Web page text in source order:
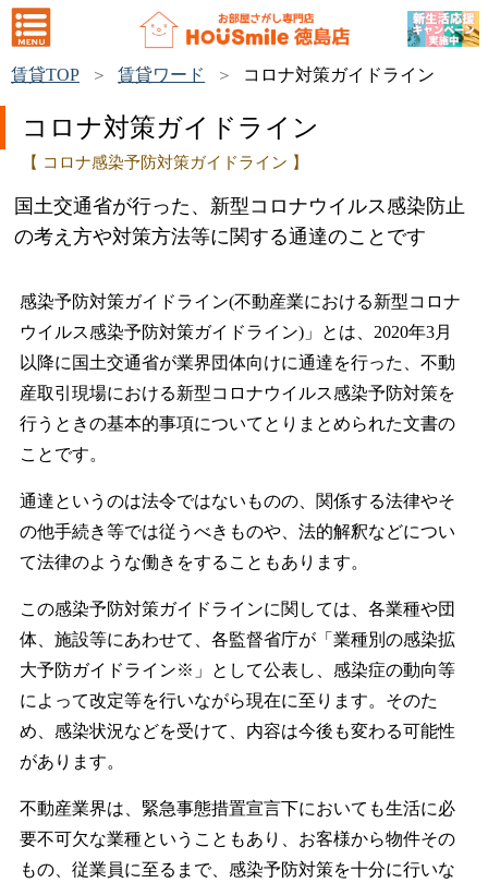
賃貸TOP 賃貸ワード コロナ対策ガイドライン
コロナ対策ガイドライン
【 コロナ感染予防対策ガイドライン 】
国土交通省が行った、新型コロナウイルス感染防止
の考え方や対策方法等に関する通達のことです
感染予防対策ガイドライン(不動産業における新型コロナ
ウイルス感染予防対策ガイドライン)」とは、2020年3月
以降に国土交通省が業界団体向けに通達を行った、不動
産取引現場における新型コロナウイルス感染予防対策を
行うときの基本的事項についてとりまとめられた文書の
ことです。
通達というのは法令ではないものの、関係する法律やそ
の他手続き等では従うべきものや、法的解釈などについ
て法律のような働きをすることもあります。
この感染予防対策ガイドラインに関しては、各業種や団
体、施設等にあわせて、各監督省庁が「業種別の感染拡
大予防ガイドライン※」として公表し、感染症の動向等
によって改定等を行いながら現在に至ります。そのた
め、感染状況などを受けて、内容は今後も変わる可能性
があります。
不動産業界は、緊急事態措置宣言下においても生活に必
要不可欠な業種ということもあり、お客様から物件その
もの、従業員に至るまで、感染予防対策を十分に行いな